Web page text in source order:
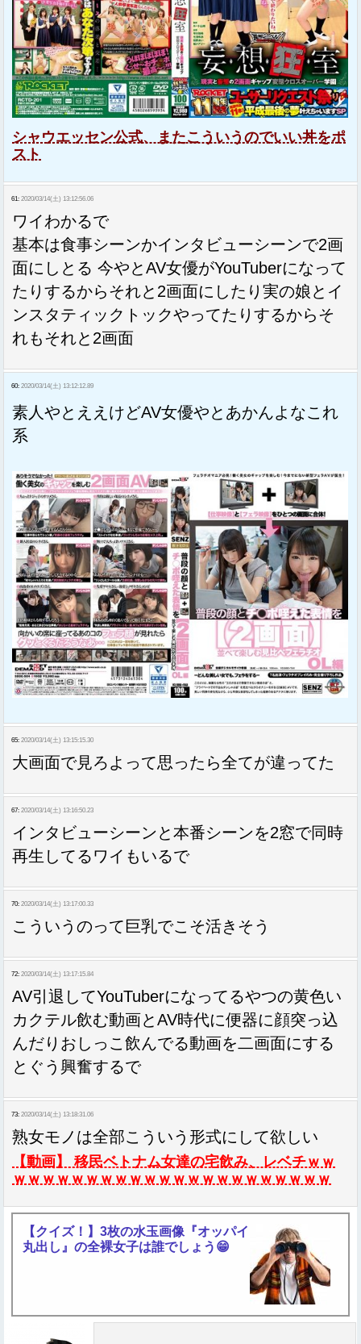
シャウエッセン公式、またこういうのでいい丼をポ
スト
61: 2020/03/14(土) 13:12:56.06
ワイわかるで
基本は食事シーンかインタビューシーンで2画
面にしとる 今やとAV女優がYouTuberになって
たりするからそれと2画面にしたり実の娘とイ
ンスタティックトックやってたりするからそ
れもそれと2画面
60: 2020/03/14(土) 13:12:12.89
素人やとええけどAV女優やとあかんよなこれ
系
65: 2020/03/14(土) 13:15:15.30
大画面で見ろよって思ったら全てが違ってた
67: 2020/03/14(土) 13:16:50.23
インタビューシーンと本番シーンを2窓で同時
再生してるワイもいるで
70: 2020/03/14(土) 13:17:00.33
こういうのって巨乳でこそ活きそう
72: 2020/03/14(土) 13:17:15.84
AV引退してYouTuberになってるやつの黄色い
カクテル飲む動画とAV時代に便器に顔突っ込
んだりおしっこ飲んでる動画を二画面にする
とぐう興奮するで
73: 2020/03/14(土) 13:18:31.06
熟女モノは全部こういう形式にして欲しい
【動画】 移民ベトナム女達の宅飲み、レベチｗｗ
ｗｗｗｗｗｗｗｗｗｗｗｗｗｗｗｗｗｗｗｗｗｗ
【クイズ！】3枚の水玉画像『オッパイ
丸出し』の全裸女子は誰でしょう😁